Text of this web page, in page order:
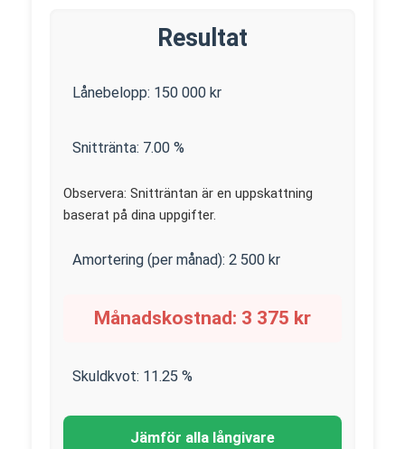
Resultat
Lånebelopp: 150 000 kr
Snittränta: 7.00 %
Observera: Snitträntan är en uppskattning
baserat på dina uppgifter.
Amortering (per månad): 2 500 kr
Månadskostnad: 3 375 kr
Skuldkvot: 11.25 %
Jämför alla långivare